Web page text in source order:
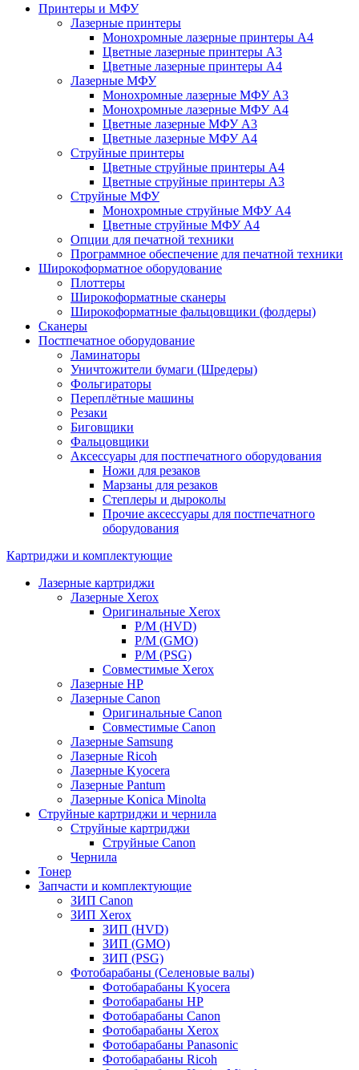
Принтеры и МФУ
Лазерные принтеры
Монохромные лазерные принтеры А4
Цветные лазерные принтеры А3
Цветные лазерные принтеры А4
Лазерные МФУ
Монохромные лазерные МФУ А3
Монохромные лазерные МФУ А4
Цветные лазерные МФУ А3
Цветные лазерные МФУ А4
Струйные принтеры
Цветные струйные принтеры А4
Цветные струйные принтеры А3
Струйные МФУ
Монохромные струйные МФУ А4
Цветные струйные МФУ А4
Опции для печатной техники
Программное обеспечение для печатной техники
Широкоформатное оборудование
Плоттеры
Широкоформатные сканеры
Широкоформатные фальцовщики (фолдеры)
Сканеры
Постпечатное оборудование
Ламинаторы
Уничтожители бумаги (Шредеры)
Фольгираторы
Переплётные машины
Резаки
Биговщики
Фальцовщики
Аксессуары для постпечатного оборудования
Ножи для резаков
Марзаны для резаков
Степлеры и дыроколы
Прочие аксессуары для постпечатного
оборудования
Картриджи и комплектующие
Лазерные картриджи
Лазерные Xerox
Оригинальные Xerox
Р/М (HVD)
Р/М (GMO)
Р/М (PSG)
Совместимые Xerox
Лазерные HP
Лазерные Canon
Оригинальные Canon
Совместимые Canon
Лазерные Samsung
Лазерные Ricoh
Лазерные Kyocera
Лазерные Pantum
Лазерные Konica Minolta
Струйные картриджи и чернила
Струйные картриджи
Струйные Canon
Чернила
Тонер
Запчасти и комплектующие
ЗИП Canon
ЗИП Xerox
ЗИП (HVD)
ЗИП (GMO)
ЗИП (PSG)
Фотобарабаны (Селеновые валы)
Фотобарабаны Kyocera
Фотобарабаны HP
Фотобарабаны Canon
Фотобарабаны Xerox
Фотобарабаны Panasonic
Фотобарабаны Ricoh